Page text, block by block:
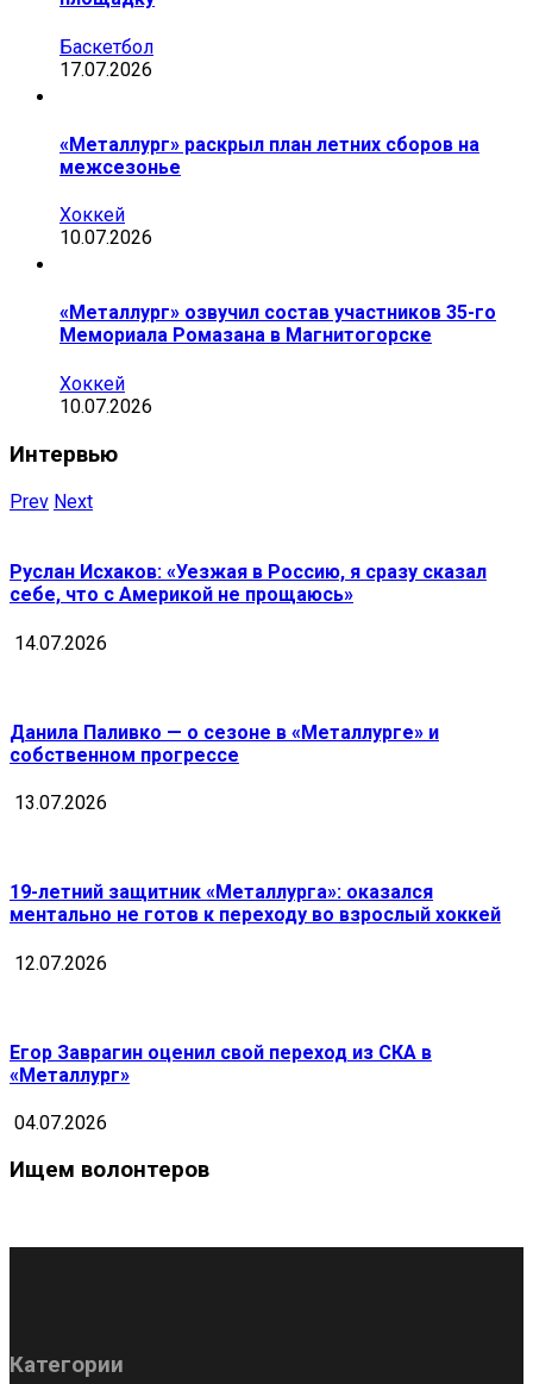
Баскетбол
17.07.2026
«Металлург» раскрыл план летних сборов на
межсезонье
Хоккей
10.07.2026
«Металлург» озвучил состав участников 35-го
Мемориала Ромазана в Магнитогорске
Хоккей
10.07.2026
Интервью
Prev Next
Руслан Исхаков: «Уезжая в Россию, я сразу сказал
себе, что с Америкой не прощаюсь»
14.07.2026
Данила Паливко — о сезоне в «Металлурге» и
собственном прогрессе
13.07.2026
19-летний защитник «Металлурга»: оказался
ментально не готов к переходу во взрослый хоккей
12.07.2026
Егор Заврагин оценил свой переход из СКА в
«Металлург»
04.07.2026
Ищем волонтеров
Категории